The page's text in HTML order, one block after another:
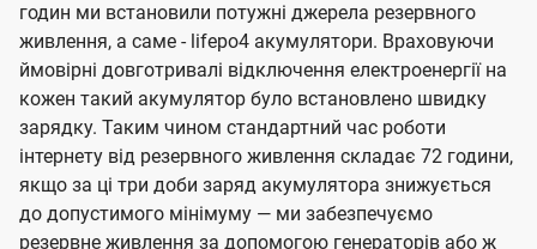
годин ми встановили потужні джерела резервного
живлення, а саме - lifepo4 акумулятори. Враховуючи
ймовірні довготривалі відключення електроенергії на
кожен такий акумулятор було встановлено швидку
зарядку. Таким чином стандартний час роботи
інтернету від резервного живлення складає 72 години,
якщо за ці три доби заряд акумулятора знижується
до допустимого мінімуму — ми забезпечуємо
резервне живлення за допомогою генераторів або ж